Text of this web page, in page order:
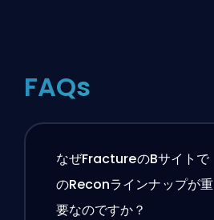
FAQs
なぜFractureのBサイトで
のReconラインナップが重
要なのですか？